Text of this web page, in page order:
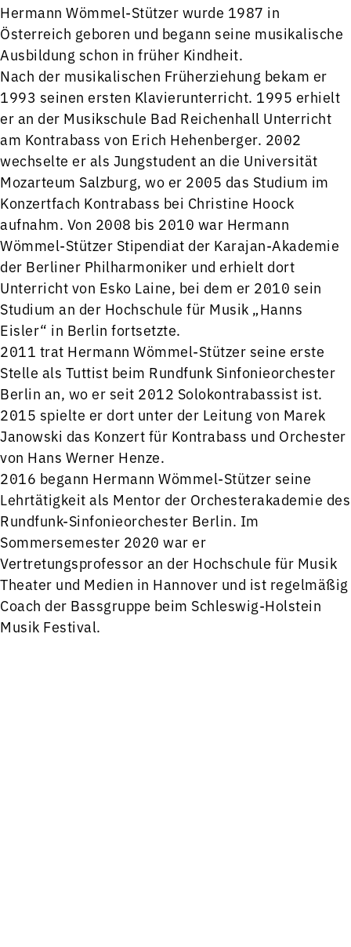
Hermann Wömmel-Stützer wurde 1987 in
Österreich geboren und begann seine musikalische
Ausbildung schon in früher Kindheit.
Nach der musikalischen Früherziehung bekam er
1993 seinen ersten Klavierunterricht. 1995 erhielt
er an der Musikschule Bad Reichenhall Unterricht
am Kontrabass von Erich Hehenberger. 2002
wechselte er als Jungstudent an die Universität
Mozarteum Salzburg, wo er 2005 das Studium im
Konzertfach Kontrabass bei Christine Hoock
aufnahm. Von 2008 bis 2010 war Hermann
Wömmel-Stützer Stipendiat der Karajan-Akademie
der Berliner Philharmoniker und erhielt dort
Unterricht von Esko Laine, bei dem er 2010 sein
Studium an der Hochschule für Musik „Hanns
Eisler“ in Berlin fortsetzte.
2011 trat Hermann Wömmel-Stützer seine erste
Stelle als Tuttist beim Rundfunk Sinfonieorchester
Berlin an, wo er seit 2012 Solokontrabassist ist.
2015 spielte er dort unter der Leitung von Marek
Janowski das Konzert für Kontrabass und Orchester
von Hans Werner Henze.
2016 begann Hermann Wömmel-Stützer seine
Lehrtätigkeit als Mentor der Orchesterakademie des
Rundfunk-Sinfonieorchester Berlin. Im
Sommersemester 2020 war er
Vertretungsprofessor an der Hochschule für Musik
Theater und Medien in Hannover und ist regelmäßig
Coach der Bassgruppe beim Schleswig-Holstein
Musik Festival.